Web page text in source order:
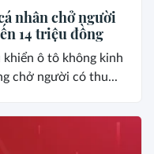
nhân chở người
14 triệu đồng
ô tô không kinh
chở người có thu...